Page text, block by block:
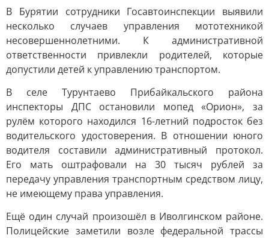
В Бурятии сотрудники Госавтоинспекции выявили
несколько случаев управления мототехникой
несовершеннолетними. К административной
ответственности привлекли родителей, которые
допустили детей к управлению транспортом.
В селе Турунтаево Прибайкальского района
инспекторы ДПС остановили мопед «Орион», за
рулём которого находился 16-летний подросток без
водительского удостоверения. В отношении юного
водителя составили административный протокол.
Его мать оштрафовали на 30 тысяч рублей за
передачу управления транспортным средством лицу,
не имеющему права управления.
Ещё один случай произошёл в Иволгинском районе.
Полицейские заметили возле федеральной трассы